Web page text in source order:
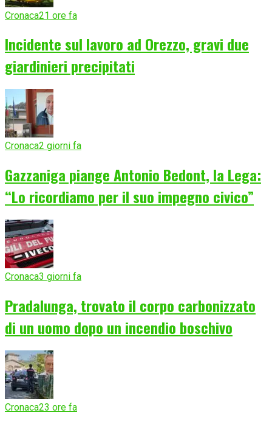
Cronaca21 ore fa
Incidente sul lavoro ad Orezzo, gravi due
giardinieri precipitati
Cronaca2 giorni fa
Gazzaniga piange Antonio Bedont, la Lega:
“Lo ricordiamo per il suo impegno civico”
Cronaca3 giorni fa
Pradalunga, trovato il corpo carbonizzato
di un uomo dopo un incendio boschivo
Cronaca23 ore fa